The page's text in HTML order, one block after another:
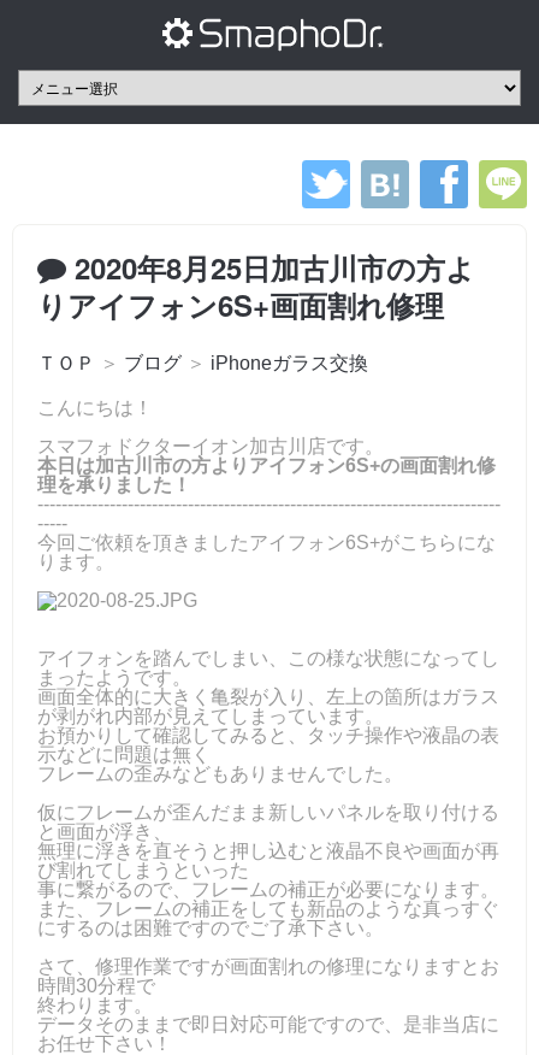
2020年8月25日加古川市の方よ
りアイフォン6S+画面割れ修理
ＴＯＰ ＞ ブログ ＞ iPhoneガラス交換
こんにちは！
スマフォドクターイオン加古川店です。
本日は加古川市の方よりアイフォン6S+の画面割れ修
理を承りました！
-----------------------------------------------------------------------------
-----
今回ご依頼を頂きましたアイフォン6S+がこちらにな
ります。
アイフォンを踏んでしまい、この様な状態になってし
まったようです。
画面全体的に大きく亀裂が入り、左上の箇所はガラス
が剥がれ内部が見えてしまっています。
お預かりして確認してみると、タッチ操作や液晶の表
示などに問題は無く
フレームの歪みなどもありませんでした。
仮にフレームが歪んだまま新しいパネルを取り付ける
と画面が浮き、
無理に浮きを直そうと押し込むと液晶不良や画面が再
び割れてしまうといった
事に繋がるので、フレームの補正が必要になります。
また、フレームの補正をしても新品のような真っすぐ
にするのは困難ですのでご了承下さい。
さて、修理作業ですが画面割れの修理になりますとお
時間30分程で
終わります。
データそのままで即日対応可能ですので、是非当店に
お任せ下さい！